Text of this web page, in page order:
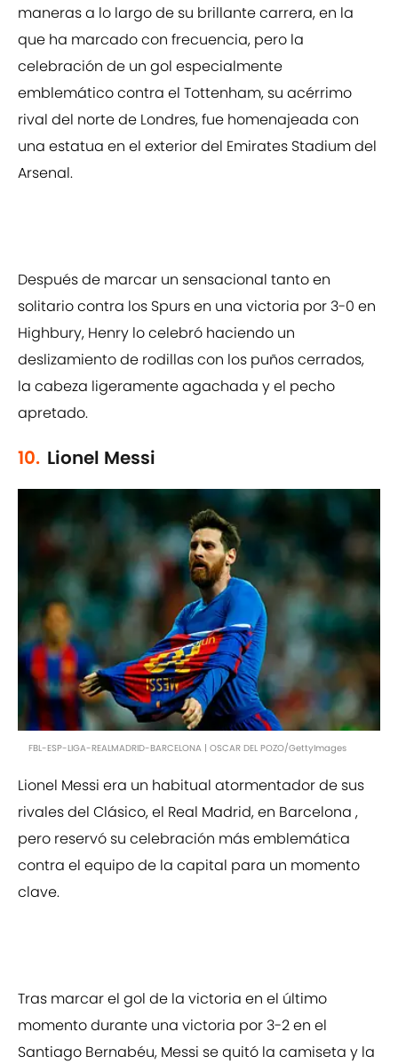
maneras a lo largo de su brillante carrera, en la
que ha marcado con frecuencia, pero la
celebración de un gol especialmente
emblemático contra el Tottenham, su acérrimo
rival del norte de Londres, fue homenajeada con
una estatua en el exterior del Emirates Stadium del
Arsenal.
Después de marcar un sensacional tanto en
solitario contra los Spurs en una victoria por 3-0 en
Highbury, Henry lo celebró haciendo un
deslizamiento de rodillas con los puños cerrados,
la cabeza ligeramente agachada y el pecho
apretado.
10. Lionel Messi
FBL-ESP-LIGA-REALMADRID-BARCELONA | OSCAR DEL POZO/GettyImages
Lionel Messi era un habitual atormentador de sus
rivales del Clásico, el Real Madrid, en Barcelona , ​​
pero reservó su celebración más emblemática
contra el equipo de la capital para un momento
clave.
Tras marcar el gol de la victoria en el último
momento durante una victoria por 3-2 en el
Santiago Bernabéu, Messi se quitó la camiseta y la